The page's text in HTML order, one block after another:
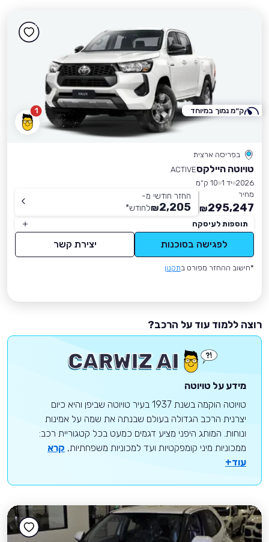
1
בפריסה ארצית
טויוטה היילקסACTIVE
2026 יד 1
10 ק״מ
מחיר
295,247
₪
החזר חודשי מ-
2,205
₪לחודש*
תוספות לעיסקה
לפגישה בסוכנות יצירת קשר
*חישוב ההחזר מפורט בתקנון
ק״מ נמוך במיוחד
רוצה ללמוד עוד על הרכב?
מידע על טויוטה
טויוטה הוקמה בשנת 1937 בעיר טויוטה שביפן והיא כיום
יצרנית הרכב הגדולה בעולם שבנתה את שמה על אמינות
ונוחות. המותג היפני מציע דגמים כמעט בכל קטגוריית רכב:
ממכוניות מיני קומפקטיות ועד למכוניות משפחתיות, קרא
עוד+